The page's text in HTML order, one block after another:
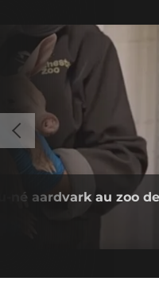
né aardvark au zoo de